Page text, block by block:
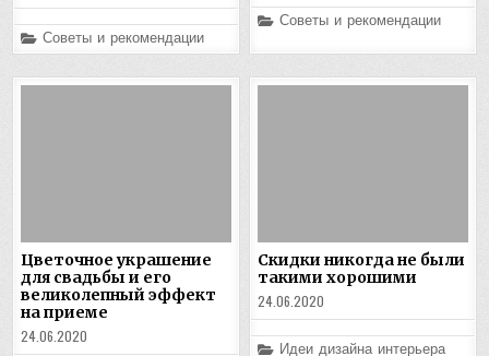
Posted
in
Советы и рекомендации
Posted
Советы и рекомендации
Цветочное украшение
для свадьбы и его
великолепный эффект
на приеме
24.06.2020
Скидки никогда не были
такими хорошими
24.06.2020
Posted
Идеи дизайна интерьера